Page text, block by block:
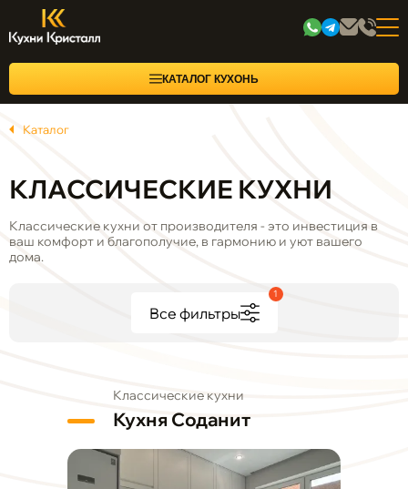
КАТАЛОГ КУХОНЬ
Каталог
КЛАССИЧЕСКИЕ КУХНИ
Классические кухни от производителя - это инвестиция в
ваш комфорт и благополучие, в гармонию и уют вашего
дома.
1
Все фильтры
Классические кухни
Кухня Соданит